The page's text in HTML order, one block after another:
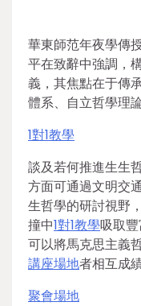
華東師范年夜學傳
平在致辭中強調，
義，其焦點在于傳
體系、自立哲學理
1對1教學
談及若何推進生生
方面可通過文明交
生哲學的研討視野
撞中1對1教學吸取
可以將馬克思主義
講座場地者相互成績
聚會場地